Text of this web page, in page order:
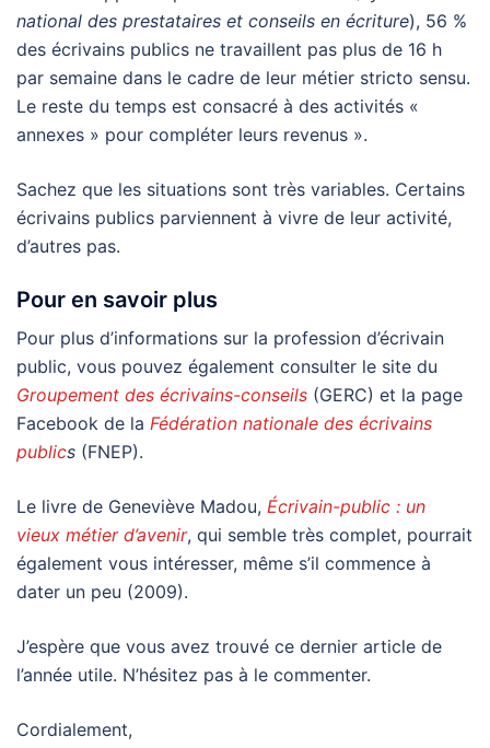
national des prestataires et conseils en écriture), 56 %
des écrivains publics ne travaillent pas plus de 16 h
par semaine dans le cadre de leur métier stricto sensu.
Le reste du temps est consacré à des activités «
annexes » pour compléter leurs revenus ».
Sachez que les situations sont très variables. Certains
écrivains publics parviennent à vivre de leur activité,
d’autres pas.
Pour en savoir plus
Pour plus d’informations sur la profession d’écrivain
public, vous pouvez également consulter le site du
Groupement des écrivains-conseils (GERC) et la page
Facebook de la Fédération nationale des écrivains
publics (FNEP).
Le livre de Geneviève Madou, Écrivain-public : un
vieux métier d’avenir, qui semble très complet, pourrait
également vous intéresser, même s’il commence à
dater un peu (2009).
J’espère que vous avez trouvé ce dernier article de
l’année utile. N’hésitez pas à le commenter.
Cordialement,